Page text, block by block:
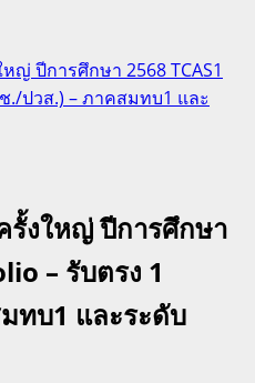
ญ่ ปีการศึกษา 2568 TCAS1
./ปวส.) – ภาคสมทบ1 และ
รั้งใหญ่ ปีการศึกษา
– รับตรง 1
ทบ1 และระดับ